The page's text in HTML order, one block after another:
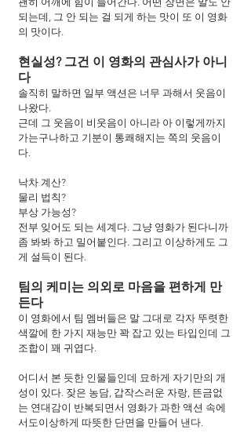
되는데, 그 안 되는 걸 되게 하는 맛이 또 이 영화
의 맛이다.
현실성? 그건 이 영화의 관심사가 아니
다
솔직히 말하면 일부 액션은 너무 과해서 웃음이
나왔다.
근데 그 웃음이 비웃음이 아니라 아 이렇게까지
가는구나하고 기분이 통쾌해지는 쪽의 웃음이
다.
낙차 계산?
물리 법칙?
부상 가능성?
전부 잊어도 되는 세계다. 그냥 영화가 된다니까
좀 봐봐 하고 밀어붙인다. 그리고 이상하게도 그
게 설득이 된다.
팀의 케미는 의외로 마음을 편하게 만
든다
이 영화에서 팀 멤버들은 말 그대로 각자 뚜렷한
색깔에 한 가지 재능만 꽉 잡고 있는 타입인데 그
조합이 꽤 귀엽다.
어디서 본 듯한 인물들인데 묘하게 자기만의 개
성이 있다. 잦은 농담, 갑작스러운 자랑, 뜬금없
는 연대감이 반복되면서 영화가 과한 액션 속에
서도이상하게 따뜻한 단면을 만들어 낸다.